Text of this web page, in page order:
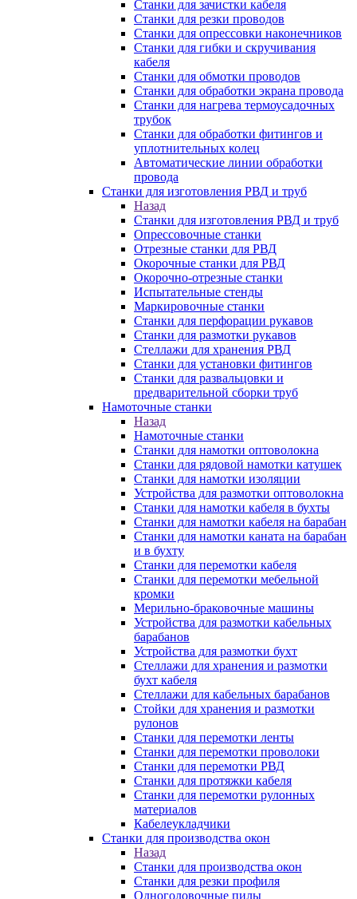
Станки для зачистки кабеля
Станки для резки проводов
Станки для опрессовки наконечников
Станки для гибки и скручивания
кабеля
Станки для обмотки проводов
Станки для обработки экрана провода
Станки для нагрева термоусадочных
трубок
Станки для обработки фитингов и
уплотнительных колец
Автоматические линии обработки
провода
Станки для изготовления РВД и труб
Назад
Станки для изготовления РВД и труб
Опрессовочные станки
Отрезные станки для РВД
Окорочные станки для РВД
Окорочно-отрезные станки
Испытательные стенды
Маркировочные станки
Станки для перфорации рукавов
Станки для размотки рукавов
Стеллажи для хранения РВД
Станки для установки фитингов
Станки для развальцовки и
предварительной сборки труб
Намоточные станки
Назад
Намоточные станки
Станки для намотки оптоволокна
Станки для рядовой намотки катушек
Станки для намотки изоляции
Устройства для размотки оптоволокна
Станки для намотки кабеля в бухты
Станки для намотки кабеля на барабан
Станки для намотки каната на барабан
и в бухту
Станки для перемотки кабеля
Станки для перемотки мебельной
кромки
Мерильно-браковочные машины
Устройства для размотки кабельных
барабанов
Устройства для размотки бухт
Стеллажи для хранения и размотки
бухт кабеля
Стеллажи для кабельных барабанов
Стойки для хранения и размотки
рулонов
Станки для перемотки ленты
Станки для перемотки проволоки
Станки для перемотки РВД
Станки для протяжки кабеля
Станки для перемотки рулонных
материалов
Кабелеукладчики
Станки для производства окон
Назад
Станки для производства окон
Станки для резки профиля
Одноголовочные пилы